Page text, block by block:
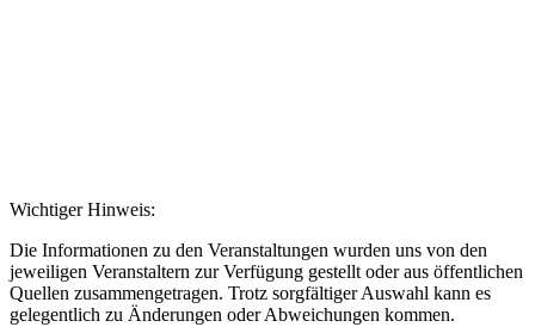
Wichtiger Hinweis:
Die Informationen zu den Veranstaltungen wurden uns von den
jeweiligen Veranstaltern zur Verfügung gestellt oder aus öffentlichen
Quellen zusammengetragen. Trotz sorgfältiger Auswahl kann es
gelegentlich zu Änderungen oder Abweichungen kommen.